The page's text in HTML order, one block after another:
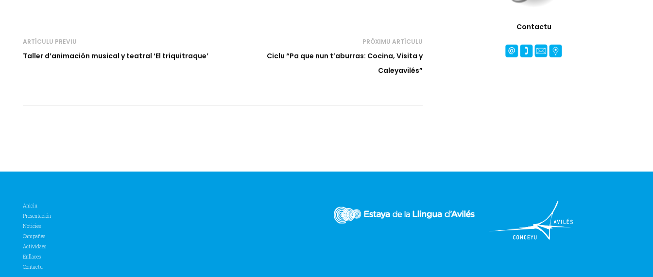
ARTÍCULU PREVIU
Taller d’animación musical y teatral ‘El triquitraque’
PRÓXIMU ARTÍCULU
Ciclu “Pa que nun t’aburras: Cocina, Visita y
Caleyavilés”
Contactu
Aniciu
Presentación
Noticies
Campañes
Actividaes
Enllaces
Contactu